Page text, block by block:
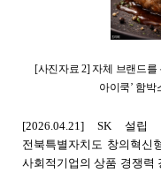
[사진자료 2]자체 브랜드를
아이쿡’ 함박
[2026.04.21] SK 설립
전북특별자치도 창의혁신
사회적기업의 상품 경쟁력